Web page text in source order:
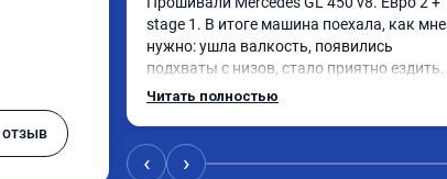
stage 1. В итоге машина поехала, как мне
нужно: ушла валкость, появились
подхваты с низов, стало приятно ездить.
Одни из лучших трат, в авто! 🔥
Читать полностью
‹ ›